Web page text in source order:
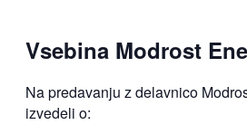
Vsebina Modrost
Napredavanju z delavnico
izvedeli o: